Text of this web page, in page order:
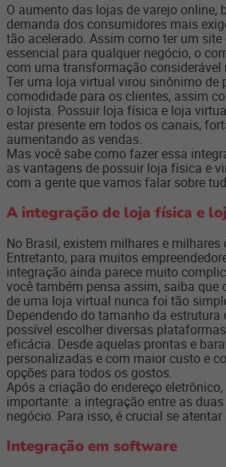
O aumento das lojas de varejo online,
demanda dos consumidores mais
tão acelerado. Assim como ter um
essencial para qualquer negócio, o
com uma transformação considerável
Ter uma loja virtual virou sinônimo de
comodidade para os clientes, assim
o lojista. Possuir loja física e loja
estar presente em todos os canais,
aumentando as vendas.
Mas você sabe como fazer essa
as vantagens de possuir loja física e
com a gente que vamos falar sobre
A integração de loja física e
No Brasil, existem milhares e
Entretanto, para muitos
integração ainda parece muito
você também pensa assim, saiba que
de uma loja virtual nunca foi tão
Dependendo do tamanho da estrutura
possível escolher diversas
eficácia. Desde aquelas prontas e
personalizadas e com maior custo e
opções para todos os gostos.
Após a criação do endereço
importante: a integração entre as
negócio. Para isso, é crucial se
Integração em software